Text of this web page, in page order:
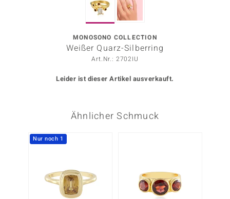
MONOSONO COLLECTION
Weißer Quarz-Silberring
Art.Nr.: 2702IU
Leider ist dieser Artikel ausverkauft.
Ähnlicher Schmuck
Nur noch 1